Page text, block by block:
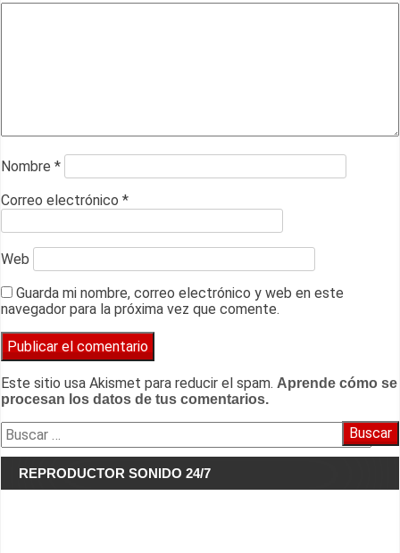
Nombre *
Correo electrónico *
Web
Guarda mi nombre, correo electrónico y web en este
navegador para la próxima vez que comente.
Este sitio usa Akismet para reducir el spam. Aprende cómo se
procesan los datos de tus comentarios.
Buscar:
REPRODUCTOR SONIDO 24/7